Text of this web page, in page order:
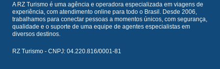
A RZ Turismo é uma agência e operadora especializada em viagens de
experiência, com atendimento online para todo o Brasil. Desde 2006,
trabalhamos para conectar pessoas a momentos únicos, com segurança,
qualidade e o suporte de uma equipe de agentes especialistas em
diversos destinos.
RZ Turismo - CNPJ: 04.220.816/0001-81